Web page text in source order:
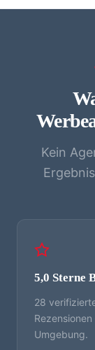
Kein
5,0 Sterne
28
Umgebung.